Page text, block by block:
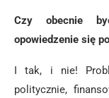
Czy obecnie
opowiedzenie się
I tak, i nie!
politycznie,